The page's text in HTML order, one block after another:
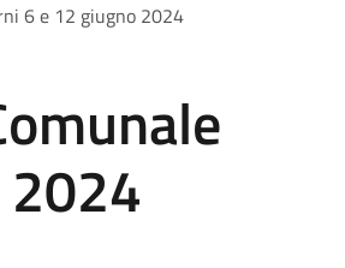
6 e 12 giugno 2024